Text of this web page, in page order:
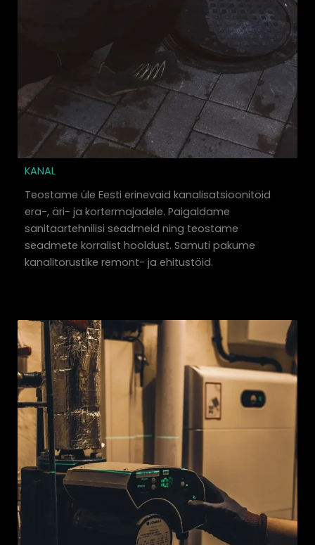
KANAL
Teostame üle Eesti erinevaid kanalisatsioonitöid
era-, äri- ja kortermajadele. Paigaldame
sanitaartehnilisi seadmeid ning teostame
seadmete korralist hooldust. Samuti pakume
kanalitorustike remont- ja ehitustöid.